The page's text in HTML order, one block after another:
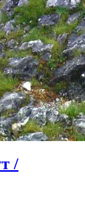
/